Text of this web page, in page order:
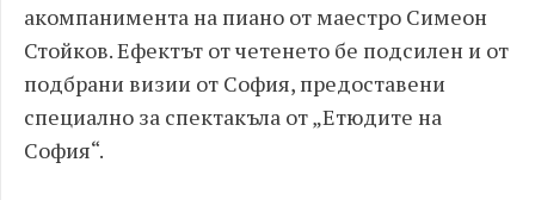
акомпанимента на пиано от маестро Симеон
Стойков. Ефектът от четенето бе подсилен и от
подбрани визии от София, предоставени
специално за спектакъла от „Етюдите на
София“.